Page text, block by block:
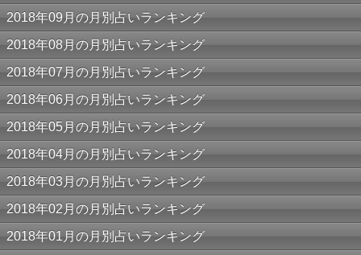
2018年09月の月別占いランキング
2018年08月の月別占いランキング
2018年07月の月別占いランキング
2018年06月の月別占いランキング
2018年05月の月別占いランキング
2018年04月の月別占いランキング
2018年03月の月別占いランキング
2018年02月の月別占いランキング
2018年01月の月別占いランキング